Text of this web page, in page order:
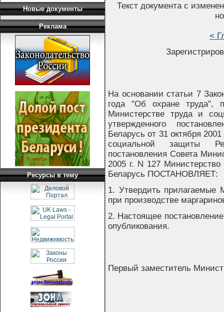
Новые документы
Реклама
Ресурсы в тему
Текст документа с
<
На основании статьи 7
года "Об охране труда",
Министерстве труда и
утвержденного
Беларусь от 31 октября
социальной защиты
постановления Совета
2005 г. N 127
Беларусь ПОСТАНОВЛЯЕТ:
1. Утвердить прилагаемые
при производстве
2. Настоящее
опубликования.
Первый заместитель